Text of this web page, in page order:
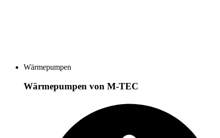
Wärmepumpen
Wärmepumpen von M-TEC